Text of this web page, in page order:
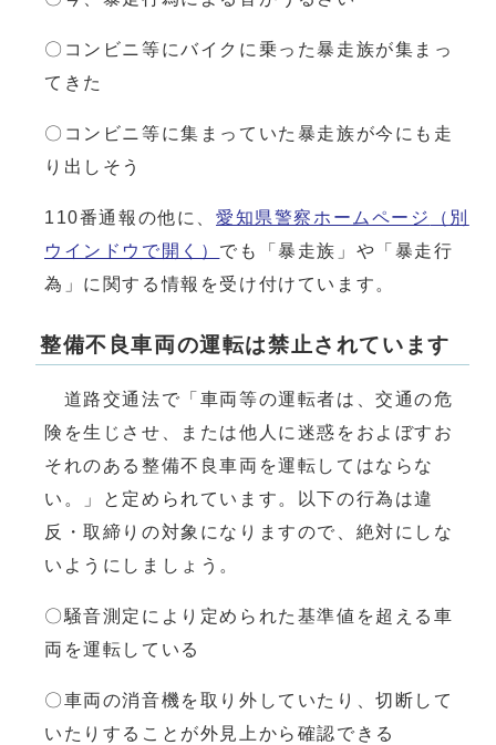
〇コンビニ等にバイクに乗った暴走族が集まっ
てきた
〇コンビニ等に集まっていた暴走族が今にも走
り出しそう
110番通報の他に、 愛知県警察ホームページ
（別
ウインドウで開く） でも「暴走族」や「暴走行
為」に関する情報を受け付けています。
整備不良車両の運転は禁止されています
道路交通法で「車両等の運転者は、交通の危
険を生じさせ、または他人に迷惑をおよぼすお
それのある整備不良車両を運転してはならな
い。」と定められています。以下の行為は違
反・取締りの対象になりますので、絶対にしな
いようにしましょう。
〇騒音測定により定められた基準値を超える車
両を運転している
〇車両の消音機を取り外していたり、切断して
いたりすることが外見上から確認できる